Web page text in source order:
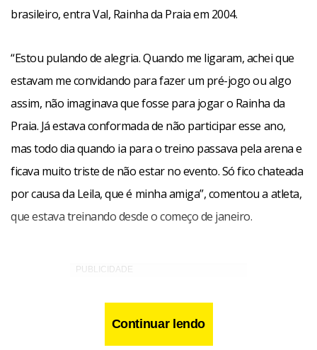
brasileiro, entra Val, Rainha da Praia em 2004.
“Estou pulando de alegria. Quando me ligaram, achei que
estavam me convidando para fazer um pré-jogo ou algo
assim, não imaginava que fosse para jogar o Rainha da
Praia. Já estava conformada de não participar esse ano,
mas todo dia quando ia para o treino passava pela arena e
ficava muito triste de não estar no evento. Só fico chateada
por causa da Leila, que é minha amiga”, comentou a atleta,
que estava treinando desde o começo de janeiro.
Continuar lendo